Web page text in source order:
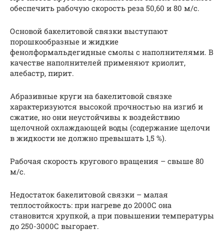
обеспечить рабочую скорость реза 50,60 и 80 м/с.
Основой бакелитовой связки выступают
порошкообразные и жидкие
фенолформальдегидные смолы с наполнителями. В
качестве наполнителей применяют криолит,
алебастр, пирит.
Абразивные круги на бакелитовой связке
характеризуются высокой прочностью на изгиб и
сжатие, но они неустойчивы к воздействию
щелочной охлаждающей воды (содержание щелочи
в жидкости не должно превышать 1,5 %).
Рабочая скорость кругового вращения – свыше 80
м/с.
Недостаток бакелитовой связки – малая
теплостойкость: при нагреве до 2000С она
становится хрупкой, а при повышении температуры
до 250-3000С выгорает.